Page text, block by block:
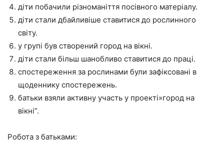
діти побачили різноманіття посівного матеріалу.
діти стали дбайливіше ставитися до рослинного
світу.
у групі був створений город на вікні.
діти стали більш шанобливо ставитися до праці.
спостереження за рослинами були зафіксовані в
щоденнику спостережень.
батьки взяли активну участь у проекті»город на
вікні”.
Робота з батьками: